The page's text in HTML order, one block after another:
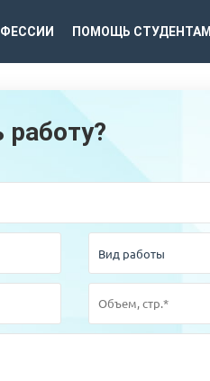
ПОМОЩЬ СТУДЕНТАМ
работу?